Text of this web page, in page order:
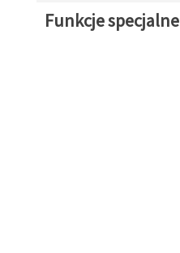
Funkcje specjalne